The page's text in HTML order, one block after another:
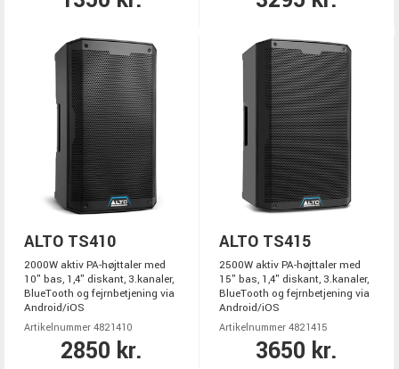
ALTO TS410
2000W aktiv PA-højttaler med
10" bas, 1,4" diskant, 3.kanaler,
BlueTooth og fejrnbetjening via
Android/iOS
Artikelnummer 4821410
2850 kr.
ALTO TS415
2500W aktiv PA-højttaler med
15" bas, 1,4" diskant, 3.kanaler,
BlueTooth og fejrnbetjening via
Android/iOS
Artikelnummer 4821415
3650 kr.